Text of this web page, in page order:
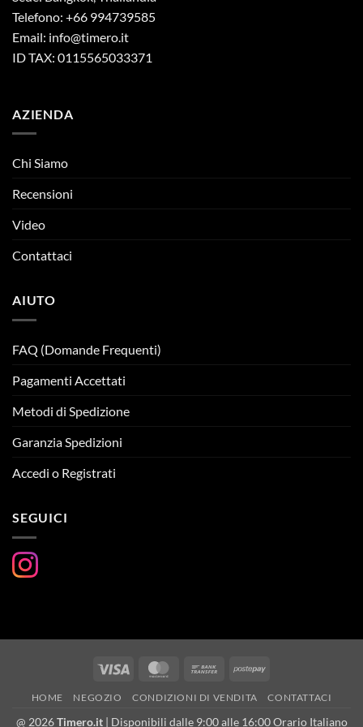
Telefono: +66 994739585
Email: info@timero.it
ID TAX: 0115565033371
AZIENDA
Chi Siamo
Recensioni
Video
Contattaci
AIUTO
FAQ (Domande Frequenti)
Pagamenti Accettati
Metodi di Spedizione
Garanzia Spedizioni
Accedi o Registrati
SEGUICI
Visa MasterCardBank
Postepay
HOME NEGOZIO CONDIZIONI DI VENDITA CONTATTACI
@ 2026Timero.it| Disponibili dalle 9:00 alle 16:00 Orario Italiano